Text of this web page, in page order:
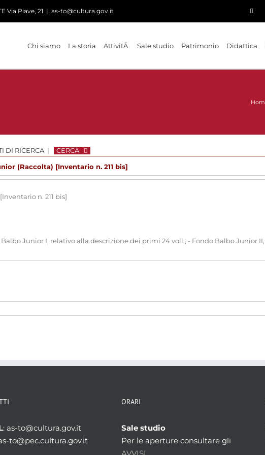
Via Piave, 21 | as-to@cultura.gov.it
Chi siamo La storia AttivitÃ Sale studio Patrimonio Didattica
DI RICERCA | CERCA
(Raccolta) [Inventario n. 211 bis]
n. 211 bis]
Junior I, relativo alla descrizione dei primi 24 voll.; - Fondo Balbo Junior
: as-to@cultura.gov.it
to@pec.cultura.gov.it
ORARI
Sale studio
Per le aperture consultare gli